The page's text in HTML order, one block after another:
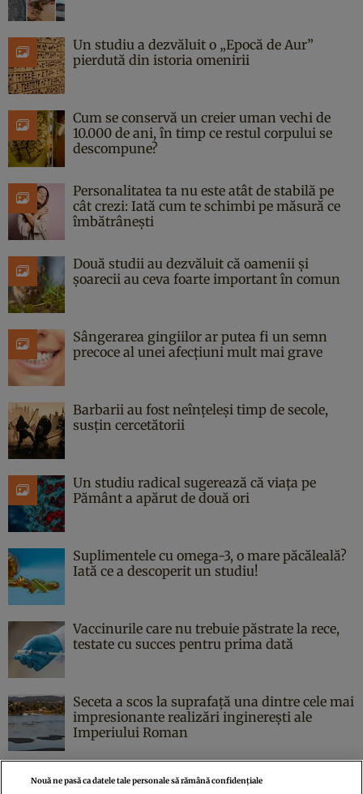
Un studiu a dezvăluit o „Epocă de Aur”
pierdută din istoria omenirii
Cum se conservă un creier uman vechi de
10.000 de ani, în timp ce restul corpului se
descompune?
Personalitatea ta nu este atât de stabilă pe
cât crezi: Iată cum te schimbi pe măsură ce
îmbătrânești
Două studii au dezvăluit că oamenii și
șoarecii au ceva foarte important în comun
Sângerarea gingiilor ar putea fi un semn
precoce al unei afecțiuni mult mai grave
Barbarii au fost neînțeleși timp de secole,
susțin cercetătorii
Un studiu radical sugerează că viața pe
Pământ a apărut de două ori
Suplimentele cu omega-3, o mare păcăleală?
Iată ce a descoperit un studiu!
Vaccinurile care nu trebuie păstrate la rece,
testate cu succes pentru prima dată
Seceta a scos la suprafață una dintre cele mai
impresionante realizări inginerești ale
Imperiului Roman
Nouă ne pasă ca datele tale personale să rămână confidențiale